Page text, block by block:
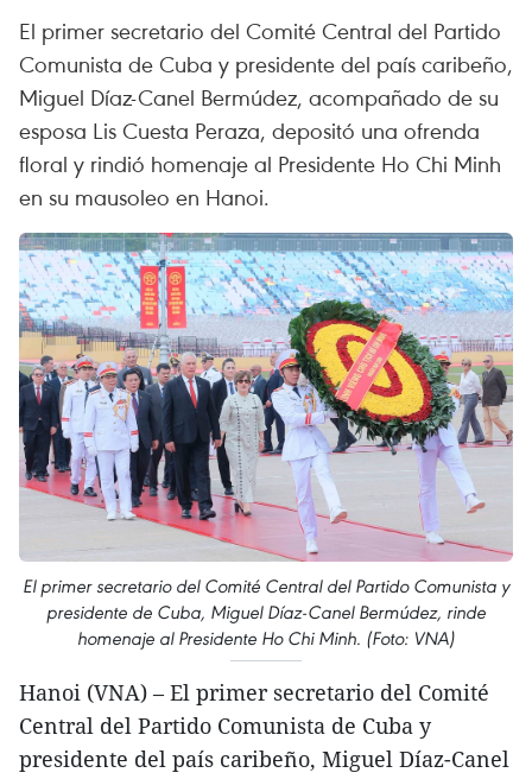
El primer secretario del Comité Central del Partido
Comunista de Cuba y presidente del país caribeño,
Miguel Díaz-Canel Bermúdez, acompañado de su
esposa Lis Cuesta Peraza, depositó una ofrenda
floral y rindió homenaje al Presidente Ho Chi Minh
en su mausoleo en Hanoi.
El primer secretario del Comité Central del Partido Comunista y
presidente de Cuba, Miguel Díaz-Canel Bermúdez, rinde
homenaje al Presidente Ho Chi Minh. (Foto: VNA)
Hanoi (VNA) – El primer secretario del Comité
Central del Partido Comunista de Cuba y
presidente del país caribeño, Miguel Díaz-Canel